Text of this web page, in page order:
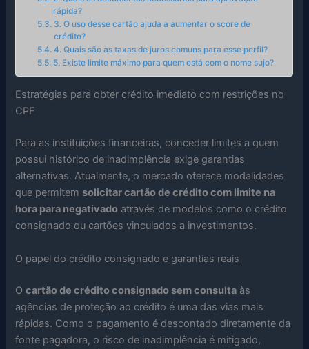
rápida?
3. O uso desse cartão ajuda a aumentar o score de
crédito?
4. Quais são as taxas de juros comuns para esse perfil?
5. Existe limite máximo para quem está com o nome sujo?
Estratégias para obter crédito imediato com restrições no
CPF
Para as instituições financeiras, conceder limites a quem
possui histórico de inadimplência exige garantias
alternativas. Atualmente, o mercado oferece modalidades
que permitem solicitar cartão de crédito com limite na
hora para negativado através de modelos como o crédito
consignado ou cartões vinculados a investimentos.
O papel do crédito consignado e garantias reais
Ocartão de crédito consignado sem consulta às
agências de proteção ao crédito é uma das vias mais
rápidas. Como o pagamento é descontado diretamente da
fonte pagadora, o risco de inadimplência é mitigado,